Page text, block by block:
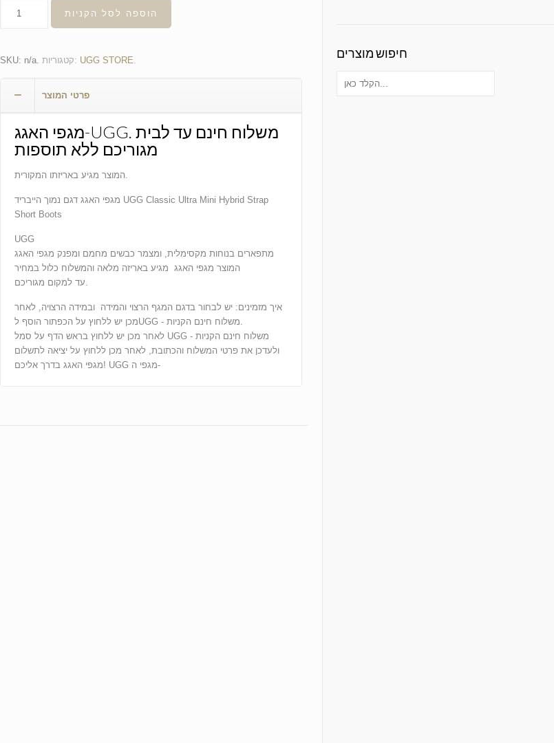
הוספה לסל הקניות
SKU: n/a. קטגוריות: UGG STORE.
פרטי המוצר
מגפי האגג-UGG. משלוח חינם עד לבית
מגוריכם ללא תוספות
המוצר מגיע באריזתו המקורית.
מגפי האגג דגם נמוך הייבריד UGG Classic Ultra Mini Hybrid Strap
Short Boots
UGG
מתפארים בנוחות מקסימלית, ומצמר כבשים מחמם ומפנק מגפי האגג
המוצר מגפי האגג מגיע באריזה מלאה והמשלוח כלול במחיר
עד למקום מגוריכם.
איך מזמינים: יש לבחור בדגם המגף הרצוי והמידה ובמידה הרצויה, לאחר
מכן יש ללחוץ על הכפתור הוסף לUGG - משלוח חינם הקניות.
לאחר מכן יש ללחוץ בראש הדף על סמל UGG - משלוח חינם הקניות
ולעדכן את פרטי המשלוח והכתובת, לאחר מכן ללחוץ על יציאה לתשלום
מגפי האגג בדרך אליכם! UGG מגפי ה-
חיפוש מוצרים